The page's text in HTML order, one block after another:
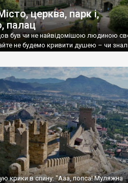
церква, парк і,
палац
був чи не найвідомішою людиною
не будемо кривити душею – чи
крики в спину: "Ааа, попса! Муляжна